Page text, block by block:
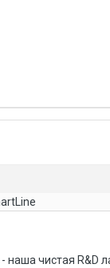
чистая R&D